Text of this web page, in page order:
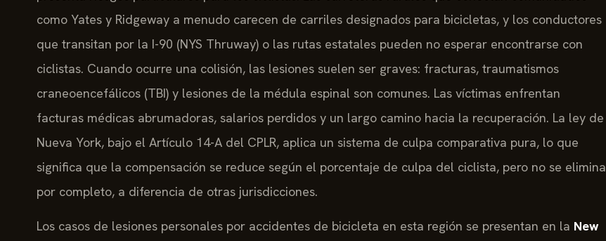
como Yates y Ridgeway a menudo carecen de carriles designados para bicicletas, y los conductores
que transitan por la I-90 (NYS Thruway) o las rutas estatales pueden no esperar encontrarse con
ciclistas. Cuando ocurre una colisión, las lesiones suelen ser graves: fracturas, traumatismos
craneoencefálicos (TBI) y lesiones de la médula espinal son comunes. Las víctimas enfrentan
facturas médicas abrumadoras, salarios perdidos y un largo camino hacia la recuperación. La ley de
Nueva York, bajo el Artículo 14-A del CPLR, aplica un sistema de culpa comparativa pura, lo que
significa que la compensación se reduce según el porcentaje de culpa del ciclista, pero no se elimina
por completo, a diferencia de otras jurisdicciones.
Los casos de lesiones personales por accidentes de bicicleta en esta región se presentan en la New